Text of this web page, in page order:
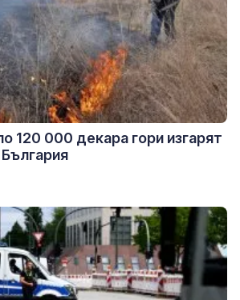
120 000 декара гори изгарят